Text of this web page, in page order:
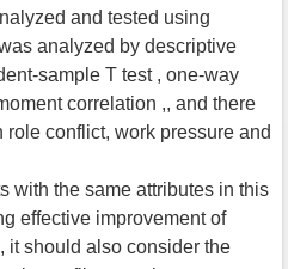
and tested using
analyzed by descriptive
sample T test , one-way
correlation ,, and there
conflict, work pressure and
with the same attributes in this
effective improvement of
it should also consider the